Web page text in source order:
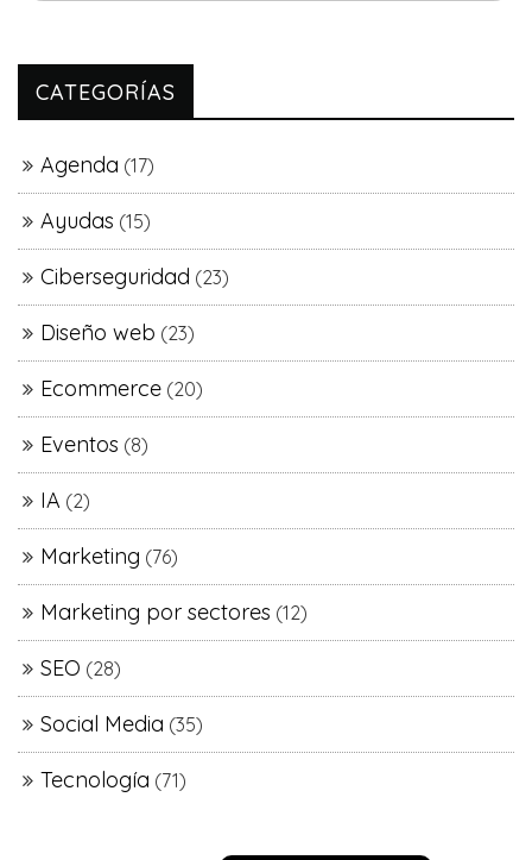
CATEGORÍAS
Agenda (17)
Ayudas (15)
Ciberseguridad (23)
Diseño web (23)
Ecommerce (20)
Eventos (8)
IA (2)
Marketing (76)
Marketing por sectores (12)
SEO (28)
Social Media (35)
Tecnología (71)